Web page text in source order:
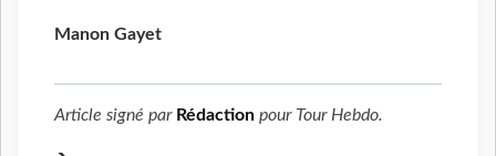
Manon Gayet
Article signé par Rédaction pour Tour Hebdo.